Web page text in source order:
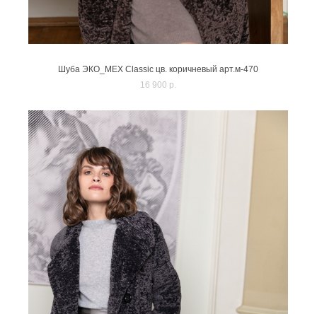
Шуба ЭКО_МЕХ Classic цв. коричневый арт.м-470
16 900 p.